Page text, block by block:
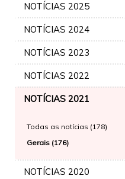
NOTÍCIAS 2025
NOTÍCIAS 2024
NOTÍCIAS 2023
NOTÍCIAS 2022
NOTÍCIAS 2021
Todas as notícias (178)
Gerais (176)
NOTÍCIAS 2020